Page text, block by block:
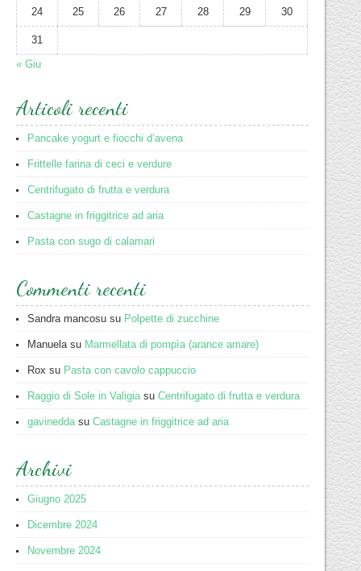
24 25 26 27 28 29 30
31
« Giu
Articoli recenti
Pancake yogurt e fiocchi d’avena
Frittelle farina di ceci e verdure
Centrifugato di frutta e verdura
Castagne in friggitrice ad aria
Pasta con sugo di calamari
Commenti recenti
Sandra mancosu su Polpette di zucchine
Manuelasu Marmellata di pompìa (arance amare)
Rox su Pasta con cavolo cappuccio
Raggio di Sole in ValigiasuCentrifugato di frutta e verdura
gavineddasuCastagne in friggitrice ad aria
Archivi
Giugno 2025
Dicembre 2024
Novembre 2024